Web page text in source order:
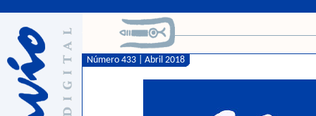
Número 433 | Abril 2018